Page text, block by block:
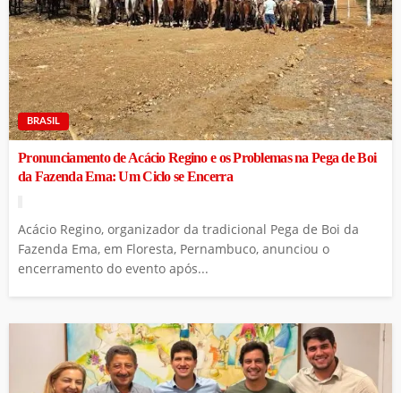
BRASIL
Pronunciamento de Acácio Regino e os Problemas na Pega de Boi
da Fazenda Ema: Um Ciclo se Encerra
Acácio Regino, organizador da tradicional Pega de Boi da
Fazenda Ema, em Floresta, Pernambuco, anunciou o
encerramento do evento após...